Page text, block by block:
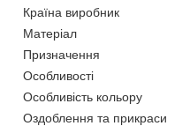
Країна виробник
Матеріал
Призначення
Особливості
Особливість кольору
Оздоблення та прикраси